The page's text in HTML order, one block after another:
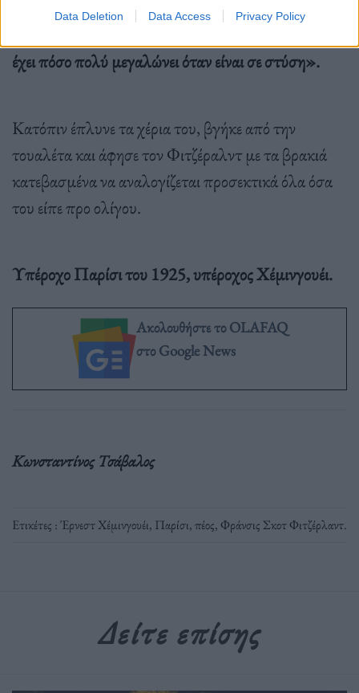
Data Deletion Data Access Privacy Policy
έχει πόσο πολύ μεγαλώνει όταν είναι σε στύση».
Κατόπιν έπλυνε τα χέρια του, βγήκε από την
τουαλέτα και άφησε τον Φιτζέραλντ με τα βρακιά
κατεβασμένα να αναλογίζεται προσεκτικά όλα όσα
του είπε προ ολίγου.
Υπέροχο Παρίσι του 1925, υπέροχος Χέμινγουέι.
Ακολουθήστε το OLAFAQ
στο Google News
Κωνσταντίνος Τσάβαλος
Ετικέτες :Έρνεστ Χέμινγουέι, Παρίσι,πέος, Φράνσις Σκοτ Φιτζέρλαντ.
Δείτε επίσης